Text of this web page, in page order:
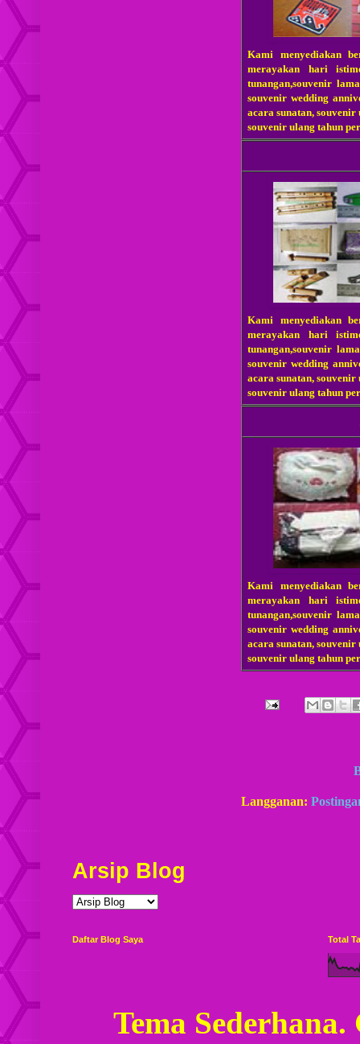
Kami menyediakan
merayakan hari
tunangan,souvenir
souvenir wedding
acara sunatan,
souvenir ulang tahun
Kami menyediakan
merayakan hari
tunangan,souvenir
souvenir wedding
acara sunatan,
souvenir ulang tahun
Kami menyediakan
merayakan hari
tunangan,souvenir
souvenir wedding
acara sunatan,
souvenir ulang tahun
Langganan:
Arsip Blog
Daftar Blog Saya Total
Tema